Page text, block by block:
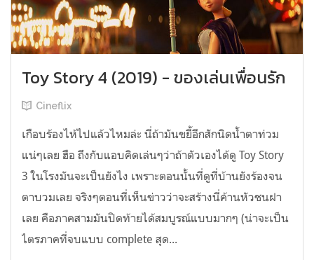
Toy Story 4 (2019) - ของเล่นเพื่อนรัก
Cineflix
เกือบร้องไห้ไปแล้วไหมล่ะ นี่ถ้ามันขยี้อีกสักนิดน้ำตาท่วม
แน่ๆเลย ฮือ ถึงกับแอบคิดเล่นๆว่าถ้าตัวเองได้ดู Toy Story
3 ในโรงมันจะเป็นยังไง เพราะตอนนั้นที่ดูที่บ้านยังร้องจน
ตาบวมเลย จริงๆตอนที่เห็นข่าวว่าจะสร้างนี่ค้านหัวชนฝา
เลย คือภาคสามมันปิดท้ายได้สมบูรณ์แบบมากๆ (น่าจะเป็น
ไตรภาคที่จบแบบ complete สุด...